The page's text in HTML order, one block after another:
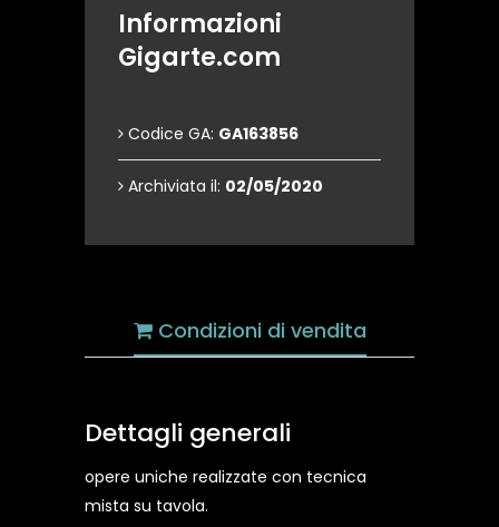
Informazioni
Gigarte.com
Codice GA: GA163856
Archiviata il: 02/05/2020
Condizioni di vendita
Dettagli generali
opere uniche realizzate con tecnica
mista su tavola.